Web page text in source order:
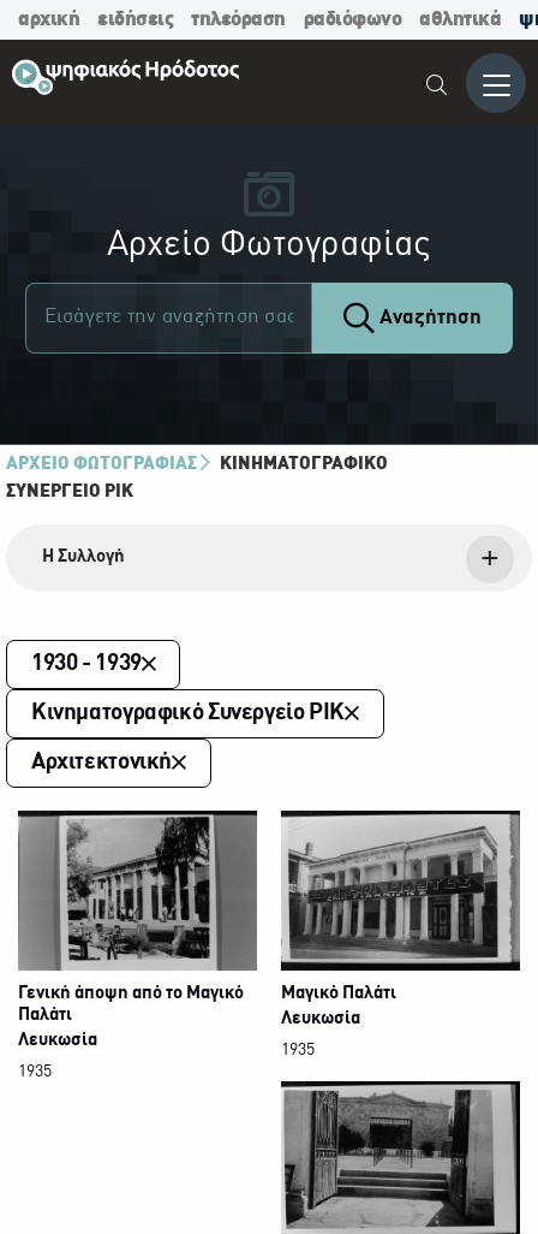
αρχική ειδήσεις τηλεόραση ραδιόφωνο αθλητικά
Μενού
Αρχείο Φωτογραφίας
Αναζήτηση
ΑΡΧΕΙΟ ΦΩΤΟΓΡΑΦΙΑΣ
ΚΙΝΗΜΑΤΟΓΡΑΦΙΚΌ
ΣΥΝΕΡΓΕΊΟ ΡΙΚ
Η Συλλογή
1930 - 1939
Κινηματογραφικό Συνεργείο ΡΙΚ
Αρχιτεκτονική
Γενική άποψη από το Μαγικό
Παλάτι
Λευκωσία
1935
Μαγικό Παλάτι
Λευκωσία
1935